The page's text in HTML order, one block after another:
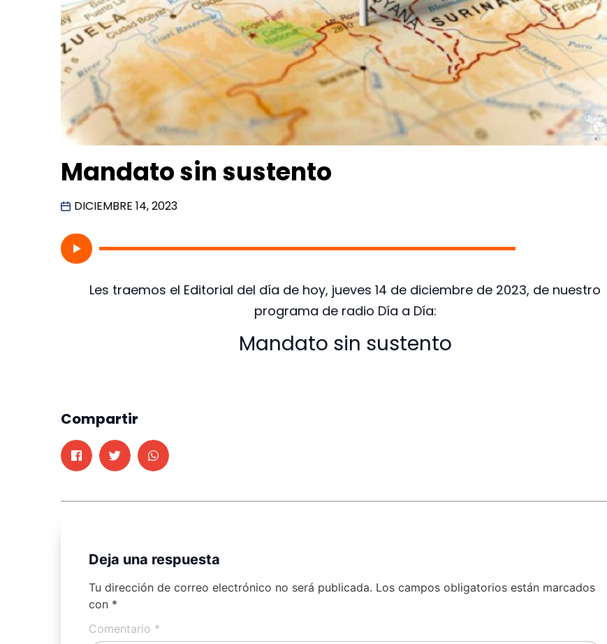
Mandato sin sustento
DICIEMBRE 14, 2023
Les traemos el Editorial del día de hoy, jueves 14 de diciembre de 2023, de nuestro
programa de radio Día a Día:
Mandato sin sustento
Compartir
Deja una respuesta
Tu dirección de correo electrónico no será publicada. Los campos obligatorios están marcados
con *
Comentario *